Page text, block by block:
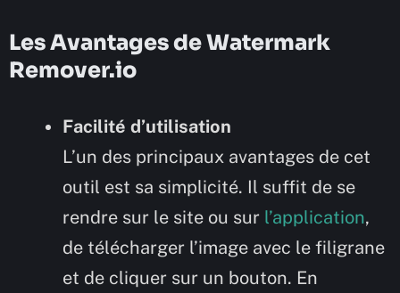
Les Avantages de Watermark
Remover.io
Facilité d’utilisation
L’un des principaux avantages de cet
outil est sa simplicité. Il suffit de se
rendre sur le site ou sur l’application,
de télécharger l’image avec le filigrane
et de cliquer sur un bouton. En